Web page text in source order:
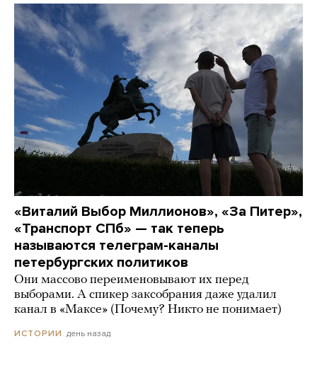
«Виталий Выбор Миллионов», «За Питер»,
«Транспорт СПб» — так теперь
называются телеграм-каналы
петербургских политиков
Они массово переименовывают их перед
выборами. А спикер заксобрания даже удалил
канал в «Максе» (Почему? Никто не понимает)
ИСТОРИИ день назад